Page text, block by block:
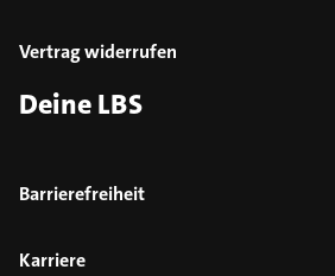
Vertrag widerrufen
Deine LBS
Barrierefreiheit
Karriere